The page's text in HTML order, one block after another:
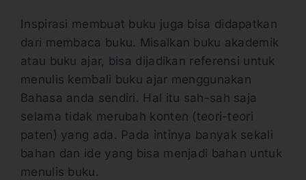
Inspirasi membuat buku juga bisa didapatkan
dari membaca buku. Misalkan buku akademik
atau buku ajar, bisa dijadikan referensi untuk
menulis kembali buku ajar menggunakan
Bahasa anda sendiri. Hal itu sah-sah saja
selama tidak merubah konten (teori-teori
paten) yang ada. Pada intinya banyak sekali
bahan dan ide yang bisa menjadi bahan untuk
menulis buku.